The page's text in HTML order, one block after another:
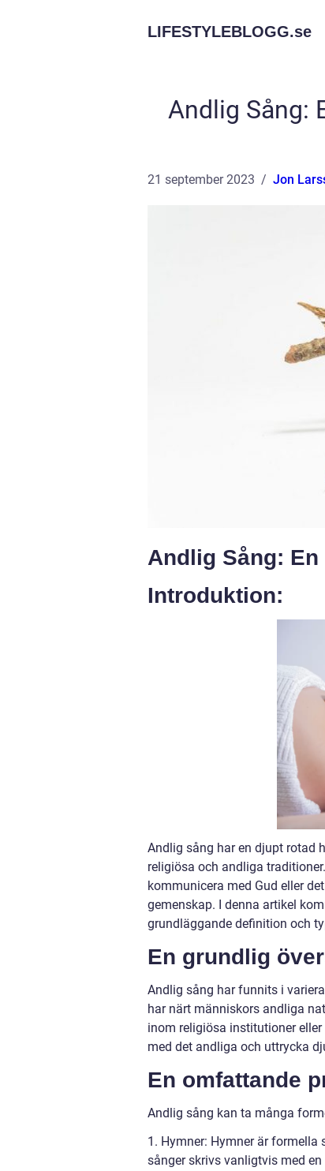
LIFESTYLEBLOGG.se
Andlig Sång:
21 september 2023 Jon
Andlig Sång:
Introduktion:
Andlig sång har en djupt rotad
religiösa och andliga
kommunicera med Gud eller
gemenskap. I denna artikel
grundläggande definition och
En grundlig
Andlig sång har funnits i
har närt människors andliga
inom religiösa institutioner
med det andliga och uttrycka
En omfattande
Andlig sång kan ta många
1. Hymner: Hymner är
sånger skrivs vanligtvis med